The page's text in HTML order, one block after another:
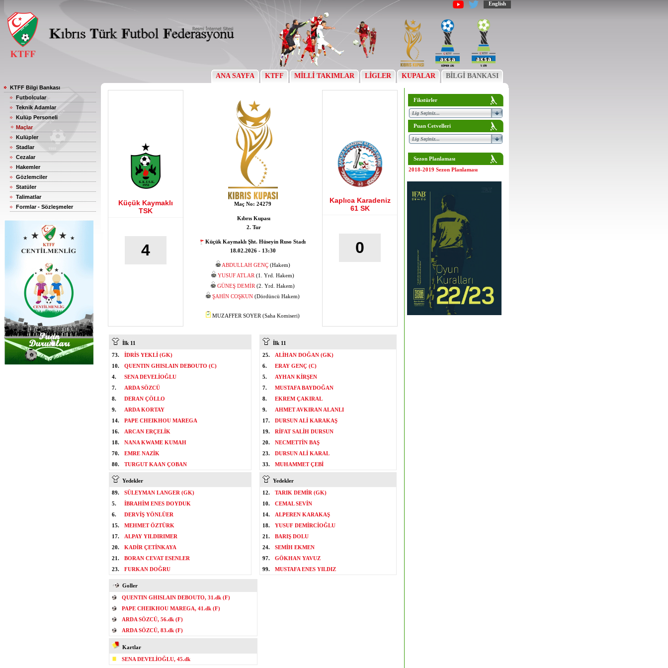
English
ANA SAYFA KTFF MİLLİ TAKIMLAR LİGLER KUPALAR BİLGİ BANKASI
KTFF Bilgi Bankası
Futbolcular
Teknik Adamlar
Kulüp Personeli
Maçlar
Kulüpler
Stadlar
Cezalar
Hakemler
Gözlemciler
Statüler
Talimatlar
Formlar - Sözleşmeler
Küçük Kaymaklı
TSK
4
Maç No: 24279
Kıbrıs Kupası
2. Tur
Küçük Kaymaklı Şht. Hüseyin Ruso Stadı
18.02.2026 - 13:30
ABDULLAH GENÇ(Hakem)
YUSUF ATLAR (1. Yrd. Hakem)
GÜNEŞ DEMİR (2. Yrd. Hakem)
ŞAHİN COŞKUN (Dördüncü Hakem)
MUZAFFER SOYER (Saha Komiseri)
Kaplıca Karadeniz
61 SK
0
İlk 11
73.
İDRİS YEKLİ (GK)
10.
QUENTIN GHISLAIN DEBOUTO (C)
4.
SENA DEVELİOĞLU
7.
ARDA SÖZCÜ
8.
DERAN ÇÖLLO
9.
ARDA KORTAY
14.
PAPE CHEIKHOU MAREGA
16.
ARCAN ERÇELİK
18.
NANA KWAME KUMAH
70.
EMRE NAZİK
80.
TURGUT KAAN ÇOBAN
İlk 11
25.
ALİHAN DOĞAN (GK)
6.
ERAY GENÇ (C)
5.
AYHAN KİRŞEN
7.
MUSTAFA BAYDOĞAN
8.
EKREM ÇAKIRAL
9.
AHMET AVKIRAN ALANLI
17.
DURSUN ALİ KARAKAŞ
19.
RİFAT SALİH DURSUN
20.
NECMETTİN BAŞ
23.
DURSUN ALİ KARAL
33.
MUHAMMET ÇEBİ
Yedekler
89.
SÜLEYMAN LANGER (GK)
5.
İBRAHİM ENES DOYDUK
6.
DERVİŞ YÖNLÜER
15.
MEHMET ÖZTÜRK
17.
ALPAY YILDIRIMER
20.
KADİR ÇETİNKAYA
21.
BORAN CEVAT ESENLER
23.
FURKAN DOĞRU
Yedekler
12.
TARIK DEMİR (GK)
10.
CEMAL SEVİN
14.
ALPEREN KARAKAŞ
18.
YUSUF DEMİRCİOĞLU
21.
BARIŞ DOLU
24.
SEMİH EKMEN
97.
GÖKHAN YAVUZ
99.
MUSTAFA ENES YILDIZ
Goller
QUENTIN GHISLAIN DEBOUTO, 31.dk (F)
PAPE CHEIKHOU MAREGA, 41.dk (F)
ARDA SÖZCÜ, 56.dk (F)
ARDA SÖZCÜ, 83.dk (F)
Kartlar
SENA DEVELİOĞLU, 45.dk
Fikstürler
Puan Cetvelleri
Sezon Planlaması
2018-2019 Sezon Planlaması